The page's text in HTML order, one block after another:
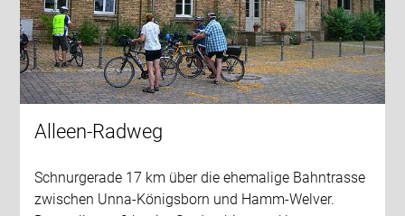
Alleen-Radweg
Schnurgerade 17 km über die ehemalige Bahntrasse
zwischen Unna-Königsborn und Hamm-Welver.